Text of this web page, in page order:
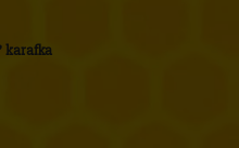
karafka